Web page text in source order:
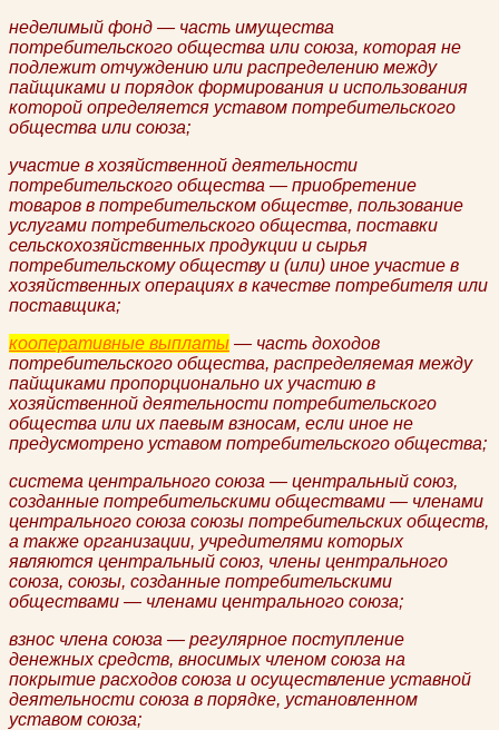
неделимый фонд — часть имущества
потребительского общества или союза, которая не
подлежит отчуждению или распределению между
пайщиками и порядок формирования и использования
которой определяется уставом потребительского
общества или союза;
участие в хозяйственной деятельности
потребительского общества — приобретение
товаров в потребительском обществе, пользование
услугами потребительского общества, поставки
сельскохозяйственных продукции и сырья
потребительскому обществу и (или) иное участие в
хозяйственных операциях в качестве потребителя или
поставщика;
кооперативные выплаты — часть доходов
потребительского общества, распределяемая между
пайщиками пропорционально их участию в
хозяйственной деятельности потребительского
общества или их паевым взносам, если иное не
предусмотрено уставом потребительского общества;
система центрального союза — центральный союз,
созданные потребительскими обществами — членами
центрального союза союзы потребительских обществ,
а также организации, учредителями которых
являются центральный союз, члены центрального
союза, союзы, созданные потребительскими
обществами — членами центрального союза;
взнос члена союза — регулярное поступление
денежных средств, вносимых членом союза на
покрытие расходов союза и осуществление уставной
деятельности союза в порядке, установленном
уставом союза;